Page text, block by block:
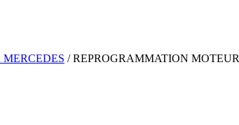
MERCEDES /REPROGRAMMATION MOTEUR